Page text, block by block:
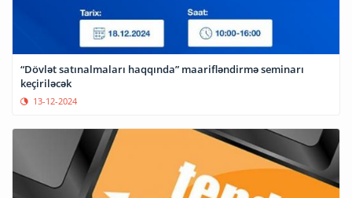
“Dövlət satınalmaları haqqında” maarifləndirmə seminarı
keçiriləcək
13-12-2024